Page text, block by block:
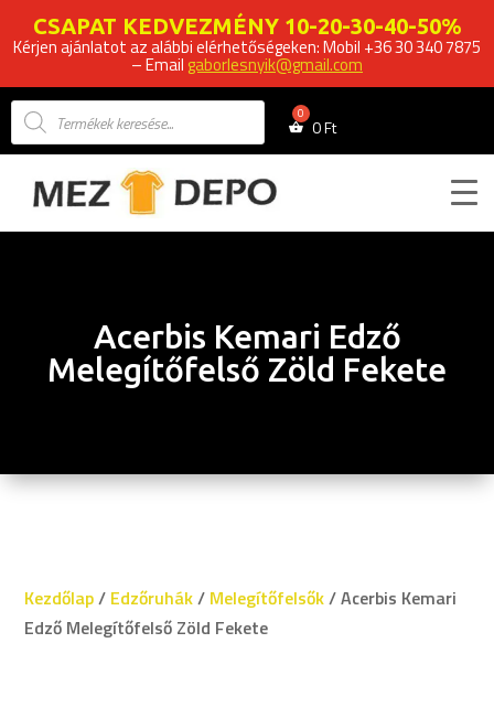
CSAPAT KEDVEZMÉNY 10-20-30-40-50%
Kérjen ajánlatot az alábbi elérhetőségeken: Mobil +36 30 340 7875
– Email gaborlesnyik@gmail.com
Products
search 0Ft
Acerbis Kemari Edző
Melegítőfelső Zöld Fekete
Kezdőlap/ Edzőruhák/ Melegítőfelsők/ Acerbis Kemari
Edző Melegítőfelső Zöld Fekete